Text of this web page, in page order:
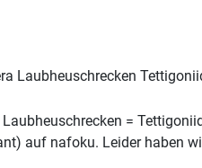
Laubheuschrecken =
auf nafoku. Leider haben